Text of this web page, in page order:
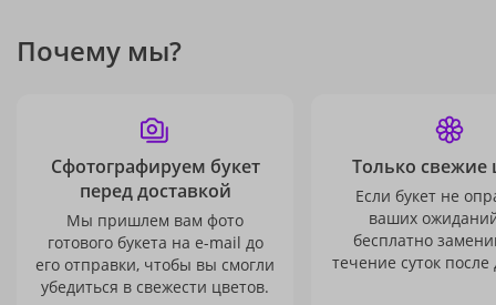
Почему мы?
Сфотографируем букет
перед доставкой
Мы пришлем вам фото
готового букета на e-mail до
его отправки, чтобы вы смогли
убедиться в свежести цветов.
Только свежие
Если букет не
ваших
бесплатно
течение суток после